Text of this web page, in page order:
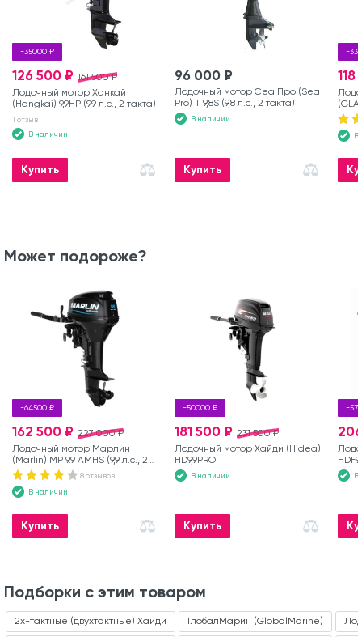
-35000 ₽
161 500 ₽
126 500 ₽
Лодочный мотор Ханкай
(Hangkai) 9,9HP (9,9 л.с., 2 такта)
1 отзыв
В наличии
Купить
96 000 ₽
Лодочный мотор Сеа Про (Sea
Pro) Т 9,8S (9,8 л.с., 2 такта)
В наличии
Купить
-
В
Может подороже?
-64500 ₽
227 000 ₽
162 500 ₽
Лодочный мотор Марлин
(Marlin) MP 9.9 AMHS (9,9 л.с., 2
такта)
8 отзывов
В наличии
Купить
-50000 ₽
231 500 ₽
181 500 ₽
Лодочный мотор Хайди (Hidea)
HD9,9PRO
В наличии
Купить
-
В
Подборки с этим товаром
2х-тактные (двухтактные) Хайди ГлобалМарин (GlobalMarine)